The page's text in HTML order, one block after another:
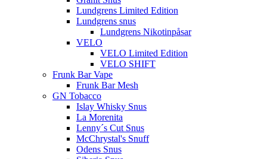
Lundgrens Limited Edition
Lundgrens snus
Lundgrens Nikotinpåsar
VELO
VELO Limited Edition
VELO SHIFT
Frunk Bar Vape
Frunk Bar Mesh
GN Tobacco
Islay Whisky Snus
La Morenita
Lenny´s Cut Snus
McChrystal's Snuff
Odens Snus